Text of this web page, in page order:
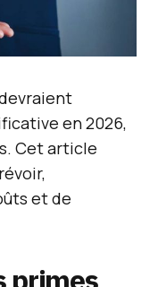
en 2026,
Cet article
et de